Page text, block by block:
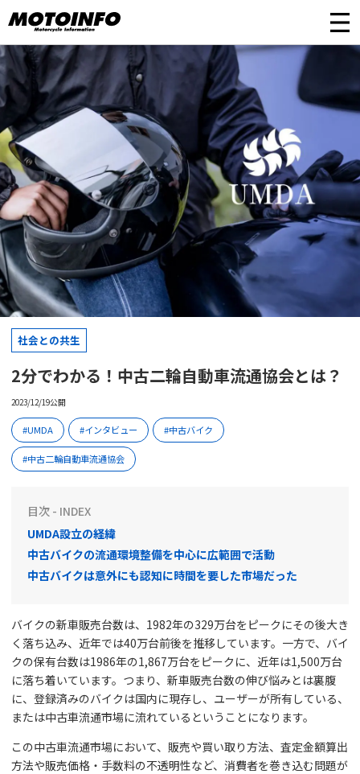
社会との共生
2分でわかる！中古二輪自動車流通協会とは？
2023/12/19公開
UMDA インタビュー 中古バイク
中古二輪自動車流通協会
目次 - INDEX
UMDA設立の経緯
中古バイクの流通環境整備を中心に広範囲で活動
中古バイクは意外にも認知に時間を要した市場だった
バイクの新車販売台数は、1982年の329万台をピークにその後大き
く落ち込み、近年では40万台前後を推移しています。一方で、バイ
クの保有台数は1986年の1,867万台をピークに、近年は1,500万台
に落ち着いています。つまり、新車販売台数の伸び悩みとは裏腹
に、登録済みのバイクは国内に現存し、ユーザーが所有している、
または中古車流通市場に流れているということになります。
この中古車流通市場において、販売や買い取り方法、査定金額算出
方法や販売価格・手数料の不透明性など、消費者を巻き込む問題が